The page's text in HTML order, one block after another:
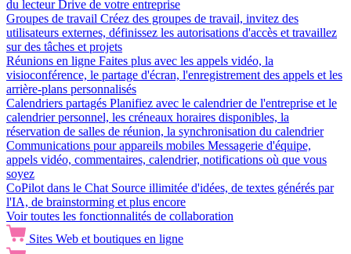
du lecteur Drive de votre entreprise
Groupes de travail Créez des groupes de travail, invitez des
utilisateurs externes, définissez les autorisations d'accès et travaillez
sur des tâches et projets
Réunions en ligne Faites plus avec les appels vidéo, la
visioconférence, le partage d'écran, l'enregistrement des appels et les
arrière-plans personnalisés
Calendriers partagés Planifiez avec le calendrier de l'entreprise et le
calendrier personnel, les créneaux horaires disponibles, la
réservation de salles de réunion, la synchronisation du calendrier
Communications pour appareils mobiles Messagerie d'équipe,
appels vidéo, commentaires, calendrier, notifications où que vous
soyez
CoPilot dans le Chat Source illimitée d'idées, de textes générés par
l'IA, de brainstorming et plus encore
Voir toutes les fonctionnalités de collaboration
Sites Web et boutiques en ligne